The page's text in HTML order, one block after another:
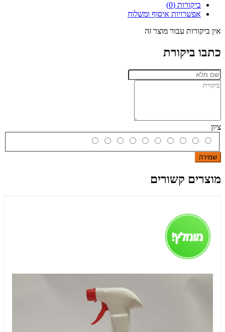
ביקורות (0)
אפשרויות איסוף ומשלוח
אין ביקורות עבור מוצר זה
כתבו ביקורת
ציון
שמירה
מוצרים קשורים